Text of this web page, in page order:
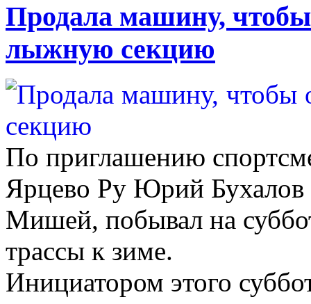
Продала машину, чтобы
лыжную секцию
По приглашению
Ярцево Ру Юрий Бухалов
Мишей, побывал на
трассы к зиме.
Инициатором этого